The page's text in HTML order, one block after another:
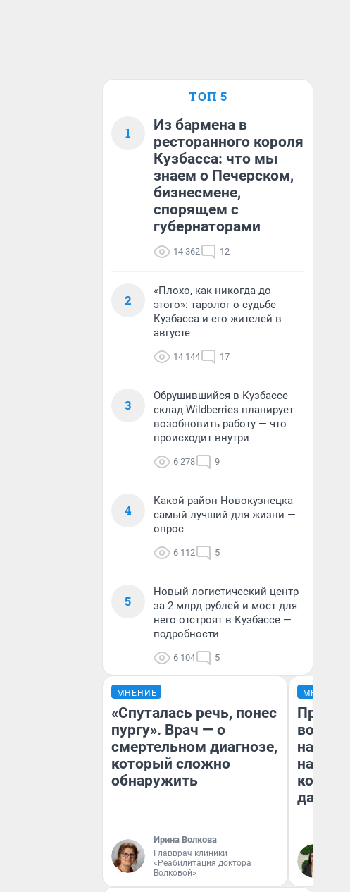
ТОП 5
1
Из бармена в
ресторанного короля
Кузбасса: что мы
знаем о Печерском,
бизнесмене,
спорящем с
губернаторами
14 362 12
2
«Плохо, как никогда до
этого»: таролог о судьбе
Кузбасса и его жителей в
августе
14 144 17
3
Обрушившийся в Кузбассе
склад Wildberries планирует
возобновить работу — что
происходит внутри
6 278 9
4
Какой район Новокузнецка
самый лучший для жизни —
опрос
6 112 5
5
Новый логистический центр
за 2 млрд рублей и мост для
него отстроят в Кузбассе —
подробности
6 104 5
МНЕНИЕ
«Спуталась речь, понес
пургу». Врач — о
смертельном диагнозе,
который сложно
обнаружить
Ирина Волкова
Главврач клиники
«Реабилитация доктора
Волковой»
МНЕНИЕ
нам
даже